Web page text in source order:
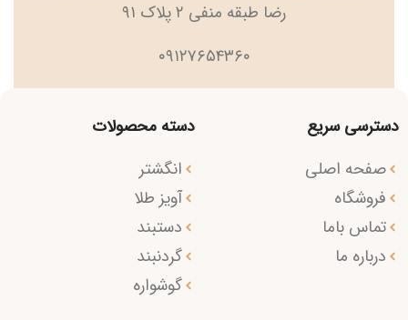
رضا طبقه منفی ۲ پلاک ۹۱
۰۹۱۲۷۶۵۴۳۶۰
دسترسی سریع
صفحه اصلی
فروشگاه
تماس باما
درباره ما
دسته محصولات
انگشتر
آویز طلا
دستبند
گردنبند
گوشواره